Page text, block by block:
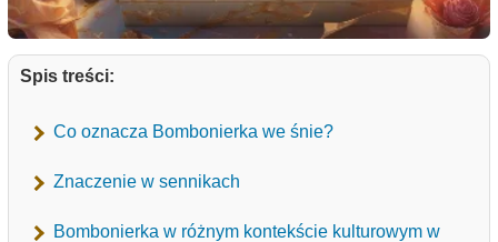
Spis treści:
Co oznacza Bombonierka we śnie?
Znaczenie w sennikach
Bombonierka w różnym kontekście kulturowym w